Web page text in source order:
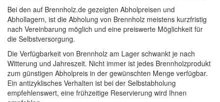
Bei den auf Brennholz.de gezeigten Abholpreisen und
Abhollagern, ist die Abholung von Brennholz meistens kurzfristig
nach Vereinbarung möglich und eine preiswerte Möglichkeit für
die Selbstversorgung.
Die Verfügbarkeit von Brennholz am Lager schwankt je nach
Witterung und Jahreszeit. Nicht immer ist jedes Brennholzprodukt
zum günstigen Abholpreis in der gewünschten Menge verfügbar.
Ein antizyklisches Verhalten ist bei der Selbstabholung
empfehlenswert, eine frühzeitige Reservierung wird Ihnen